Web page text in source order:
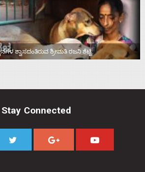
ಶ್ವಾಸದಂತಿರುವ ಶ್ರೀಮತಿ ರಜನಿ ಶೆಟ್ಟಿ
Stay Connected